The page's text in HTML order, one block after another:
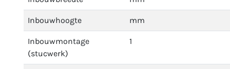
Inbouwhoogte mm
Inbouwmontage
(stucwerk)
1